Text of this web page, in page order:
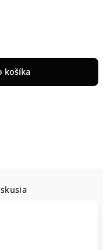
košíka